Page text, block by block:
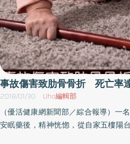
故傷害致死者共有239位。兒童事故
外，以居家意外事故，包括跌墜落、
中毒較常見，近年又發生罕見的電視
一氧化碳中毒及動物咬傷等意外。兒
項家中有6歲以下兒童的家長需注意，
子就會發生意外。不要讓幼兒離開大
易發生危險或傷害的環境下，避免自
玩窗簾拉繩窒息等意外事故發生。
間的居家事故傷害種類，提醒國人
年：1）注意香火／祭拜祖先時注意
事故傷害致肋骨骨折 死亡率
2018/01/30 Uho編輯部
（優活健康網新聞部／綜合報導）一
安眠藥後，精神恍惚，從自家五樓陽